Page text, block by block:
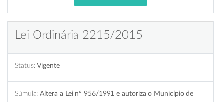
Lei Ordinária 2215/2015
Status: Vigente
Súmula: Altera a Lei nº 956/1991 e autoriza o Município de